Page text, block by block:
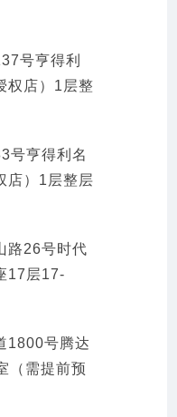
号亨得利
权店）1层整
号亨得利名
店）1层整层
路26号时代
17层17-
1800号腾达
（需提前预